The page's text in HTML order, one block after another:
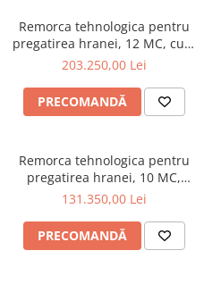
Remorca tehnologica pentru
pregatirea hranei, 12 MC, cu 2
snecuri, sistem vertical,
203.250,00 Lei
PRECOMANDĂ
Remorca tehnologica pentru
pregatirea hranei, 10 MC,
sistem vertical, Fider 10-Eko
131.350,00 Lei
PRECOMANDĂ